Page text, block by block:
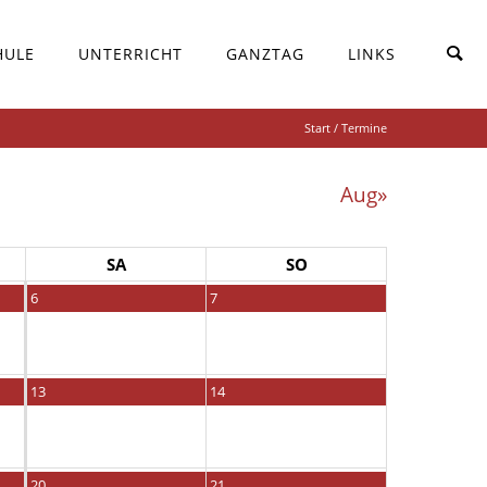
UNTERRICHT GANZTAG LINKS
Start / Termine
Aug»
SA SO
6 7
13 14